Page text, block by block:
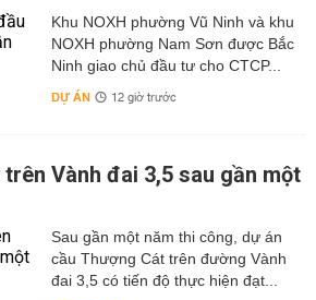
Khu NOXH phường Vũ Ninh và khu
NOXH phường Nam Sơn được Bắc
Ninh giao chủ đầu tư cho CTCP...
DỰ ÁN 12 giờ trước
Vành đai 3,5 sau gần một
Sau gần một năm thi công, dự án
cầu Thượng Cát trên đường Vành
đai 3,5 có tiến độ thực hiện đạt...